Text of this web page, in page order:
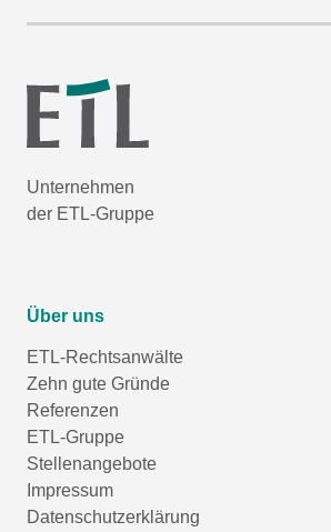
Unternehmen
der ETL-Gruppe
Über uns
ETL-Rechtsanwälte
Zehn gute Gründe
Referenzen
ETL-Gruppe
Stellenangebote
Impressum
Datenschutzerklärung